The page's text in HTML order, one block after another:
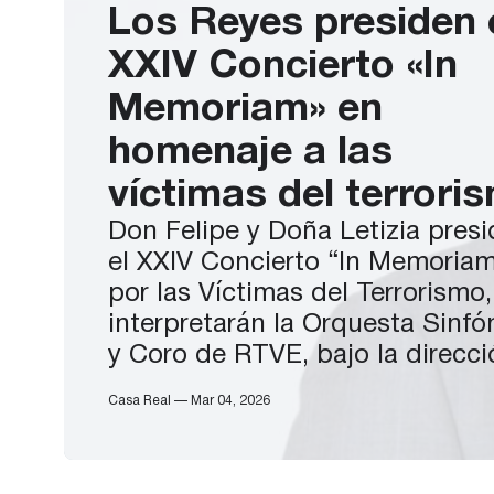
Los Reyes presiden
XXIV Concierto «In
Memoriam» en
homenaje a las
víctimas del
Don Felipe y Doña Letizia
el XXIV Concierto “In
por las Víctimas del
interpretarán la Orquesta
y Coro de RTVE, bajo la
Casa Real — Mar 04, 2026